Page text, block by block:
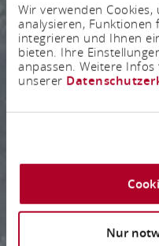
Wir verwenden
analysieren, Funktionen
integrieren und Ihnen
bieten. Ihre
anpassen. Weitere Infos
unserer
Nur